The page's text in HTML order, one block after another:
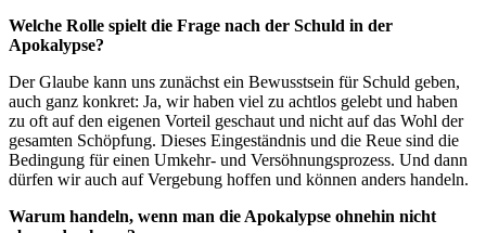
Welche Rolle spielt die Frage nach der Schuld in der
Apokalypse?
Der Glaube kann uns zunächst ein Bewusstsein für Schuld geben,
auch ganz konkret: Ja, wir haben viel zu achtlos gelebt und haben
zu oft auf den eigenen Vorteil geschaut und nicht auf das Wohl der
gesamten Schöpfung. Dieses Eingeständnis und die Reue sind die
Bedingung für einen Umkehr- und Versöhnungsprozess. Und dann
dürfen wir auch auf Vergebung hoffen und können anders handeln.
Warum handeln, wenn man die Apokalypse ohnehin nicht